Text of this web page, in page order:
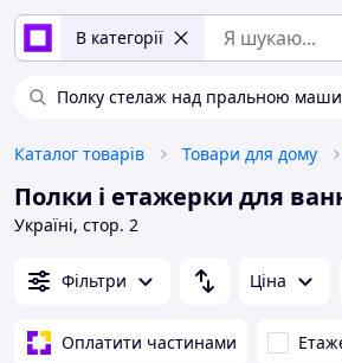
В категорії
Полку стелаж над пральною
Каталог товарів Товари для дому
Полки і етажерки для
Україні, стор. 2
Фільтри Ціна
Оплатити частинами